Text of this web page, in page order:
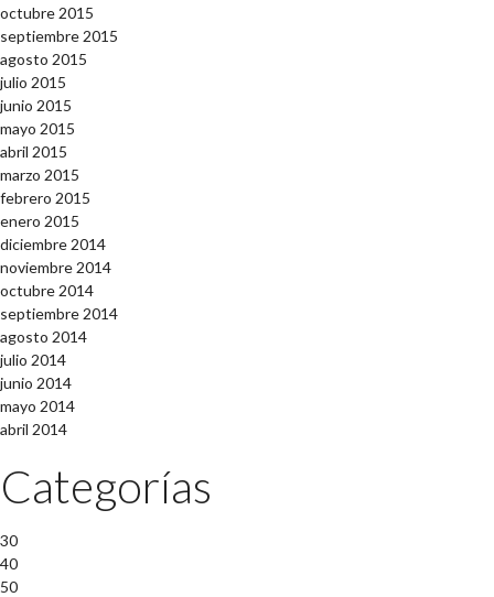
octubre 2015
septiembre 2015
agosto 2015
julio 2015
junio 2015
mayo 2015
abril 2015
marzo 2015
febrero 2015
enero 2015
diciembre 2014
noviembre 2014
octubre 2014
septiembre 2014
agosto 2014
julio 2014
junio 2014
mayo 2014
abril 2014
Categorías
30
40
50